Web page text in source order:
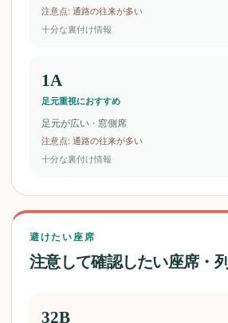
注意点: 通路の往来が多い
十分な裏付け情報
1A
足元重視におすすめ
足元が広い · 窓側席
注意点: 通路の往来が多い
十分な裏付け情報
避けたい座席
注意して確認したい座席・列
32B